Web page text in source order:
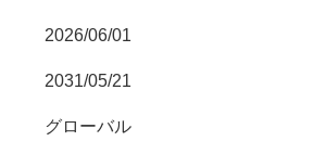
2026/06/01
2031/05/21
グローバル